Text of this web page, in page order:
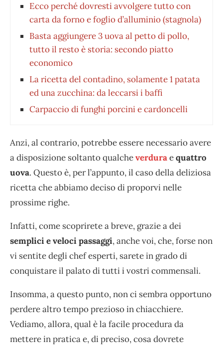
Ecco perché dovresti avvolgere tutto con
carta da forno e foglio d’alluminio (stagnola)
Basta aggiungere 3 uova al petto di pollo,
tutto il resto è storia: secondo piatto
economico
La ricetta del contadino, solamente 1 patata
ed una zucchina: da leccarsi i baffi
Carpaccio di funghi porcini e cardoncelli
Anzi, al contrario, potrebbe essere necessario avere
a disposizione soltanto qualcheverduraequattro
uova. Questo è, per l’appunto, il caso della deliziosa
ricetta che abbiamo deciso di proporvi nelle
prossime righe.
Infatti, come scoprirete a breve, grazie a dei
semplici e veloci passaggi, anche voi, che, forse non
vi sentite degli chef esperti, sarete in grado di
conquistare il palato di tutti i vostri commensali.
Insomma, a questo punto, non ci sembra opportuno
perdere altro tempo prezioso in chiacchiere.
Vediamo, allora, qual è la facile procedura da
mettere in pratica e, di preciso, cosa dovrete